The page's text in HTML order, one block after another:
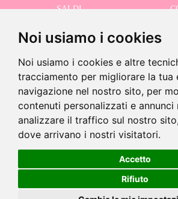
Noi usiamo i cookies
Noi usiamo i cookies e altre
tracciamento per migliorare la tua
navigazione nel nostro sito, per
contenuti personalizzati e annunci
analizzare il traffico sul nostro
dove arrivano i nostri visitatori.
Accetto
Rifiuto
Ultime unità!
24,95 € -
Aggiungi al carrello
SALDI
©2026 Dolls And Dolls. Tutti i diritti riservati.
cookie (in inglese)